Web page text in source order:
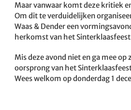
Maar vanwaar komt deze kritiek
Om dit te verduidelijken
Waas & Dender een
herkomst van het
Mis deze avond niet en ga mee op
oorsprong van het
Wees welkom op donderdag 1